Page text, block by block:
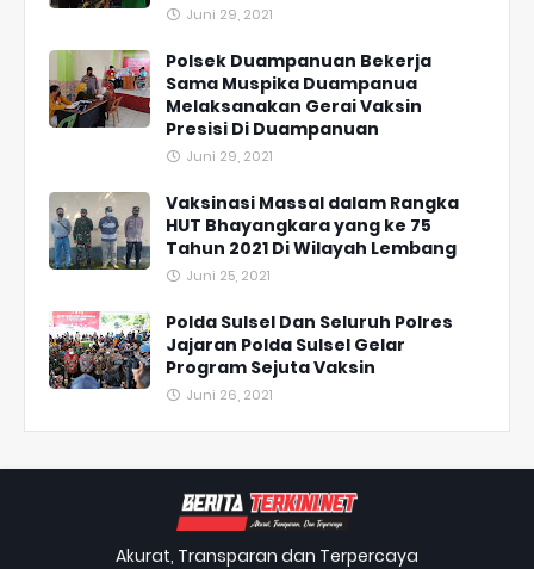
Juni 29, 2021
Polsek Duampanuan Bekerja
Sama Muspika Duampanua
Melaksanakan Gerai Vaksin
Presisi Di Duampanuan
Juni 29, 2021
Vaksinasi Massal dalam Rangka
HUT Bhayangkara yang ke 75
Tahun 2021 Di Wilayah Lembang
Juni 25, 2021
Polda Sulsel Dan Seluruh Polres
Jajaran Polda Sulsel Gelar
Program Sejuta Vaksin
Juni 26, 2021
Akurat, Transparan dan Terpercaya